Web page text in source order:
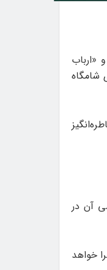
«ارباب
۱ در ساعت ۱۹ و سانس ۲ در ساعت ۲۲ برای شامگاه
خاطره‌انگیز
آن در
و ساعت ۲۲ به مدت ۱۲۰ دقیقه اجرا خواهد